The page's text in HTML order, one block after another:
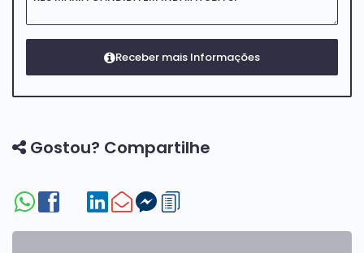
Gostou? Compartilhe